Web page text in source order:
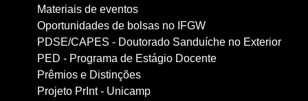
Materiais de eventos
Oportunidades de bolsas no IFGW
PDSE/CAPES - Doutorado Sanduíche no Exterior
PED - Programa de Estágio Docente
Prêmios e Distinções
Projeto PrInt - Unicamp